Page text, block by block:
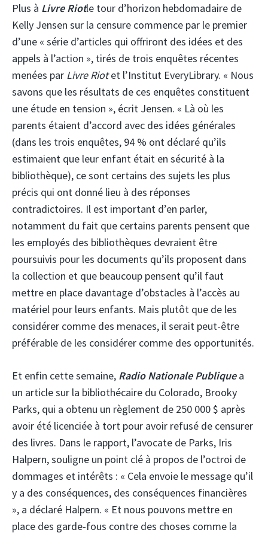
Plus à Livre Riotle tour d’horizon hebdomadaire de
Kelly Jensen sur la censure commence par le premier
d’une « série d’articles qui offriront des idées et des
appels à l’action », tirés de trois enquêtes récentes
menées par Livre Riotet l’Institut EveryLibrary. « Nous
savons que les résultats de ces enquêtes constituent
une étude en tension », écrit Jensen. « Là où les
parents étaient d’accord avec des idées générales
(dans les trois enquêtes, 94 % ont déclaré qu’ils
estimaient que leur enfant était en sécurité à la
bibliothèque), ce sont certains des sujets les plus
précis qui ont donné lieu à des réponses
contradictoires. Il est important d’en parler,
notamment du fait que certains parents pensent que
les employés des bibliothèques devraient être
poursuivis pour les documents qu’ils proposent dans
la collection et que beaucoup pensent qu’il faut
mettre en place davantage d’obstacles à l’accès au
matériel pour leurs enfants. Mais plutôt que de les
considérer comme des menaces, il serait peut-être
préférable de les considérer comme des opportunités.
Et enfin cette semaine, Radio Nationale Publiquea
un article sur la bibliothécaire du Colorado, Brooky
Parks, qui a obtenu un règlement de 250 000 $ après
avoir été licenciée à tort pour avoir refusé de censurer
des livres. Dans le rapport, l’avocate de Parks, Iris
Halpern, souligne un point clé à propos de l’octroi de
dommages et intérêts : « Cela envoie le message qu’il
y a des conséquences, des conséquences financières
», a déclaré Halpern. « Et nous pouvons mettre en
place des garde-fous contre des choses comme la